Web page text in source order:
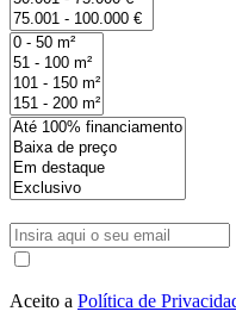
Aceito a Política de